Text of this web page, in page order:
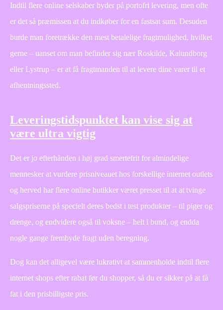
Indtil flere online selskaber byder på portofri levering, men ofte
er det så præmissen at du indkøber for en fastsat sum. Desuden
burde man foretrække den mest betalelige fragtmulighed, hvilket
gerne – uanset om man befinder sig nær Roskilde, Kalundborg
eller Lystrup – er at få fragtmanden til at levere dine varer til et
afhentningssted.
Leveringstidspunktet kan vise sig at
være ultra vigtig
Det er jo efterhånden i høj grad smertefrit for almindelige
mennesker at vurdere prisniveauet hos forskellige internet outlets
og herved har flere online butikker været presset til at at tvinge
salgspriserne på specielt deres bedst i test produkter – til piger og
drenge, og endvidere også til voksne – helt i bund, og endda
nogle gange frembyde fragt uden beregning.
Dog kan det alligevel være lukrativt at sammenholde indtil flere
internet shops efter rabat før du shopper, så du er sikker på at få
fat i den prisbilligste pris.